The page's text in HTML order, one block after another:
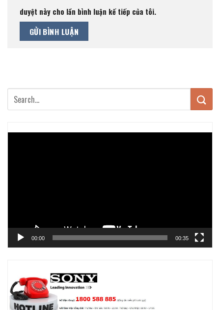
duyệt này cho lần bình luận kế tiếp của tôi.
00:00 00:35